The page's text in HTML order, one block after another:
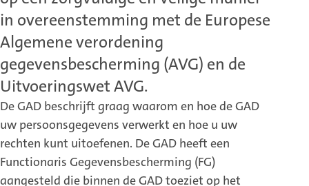
in overeenstemming met de Europese
Algemene verordening
gegevensbescherming (AVG) en de
Uitvoeringswet AVG.
De GAD beschrijft graag waarom en hoe de GAD
uw persoonsgegevens verwerkt en hoe u uw
rechten kunt uitoefenen. De GAD heeft een
Functionaris Gegevensbescherming (FG)
aangesteld die binnen de GAD toeziet op het